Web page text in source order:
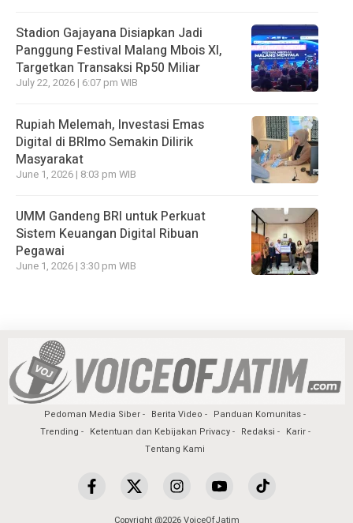
Stadion Gajayana Disiapkan Jadi
Panggung Festival Malang Mbois XI,
Targetkan Transaksi Rp50 Miliar
July 22, 2026 | 6:07 pm WIB
Rupiah Melemah, Investasi Emas
Digital di BRImo Semakin Dilirik
Masyarakat
June 1, 2026 | 8:03 pm WIB
UMM Gandeng BRI untuk Perkuat
Sistem Keuangan Digital Ribuan
Pegawai
June 1, 2026 | 3:30 pm WIB
Pedoman Media Siber Berita Video
Panduan Komunitas
Trending
Ketentuan dan Kebijakan Privacy Redaksi
Karir
Tentang Kami
Copyright @2026 VoiceOfJatim